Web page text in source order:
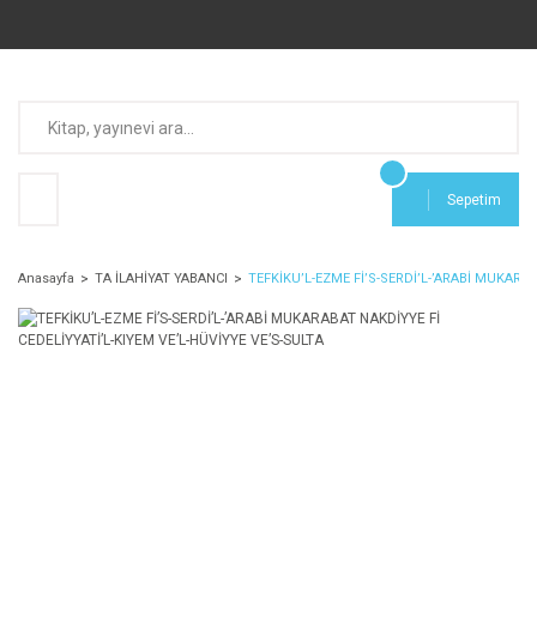
Sepetim
Anasayfa TA İLAHİYAT YABANCI TEFKİKU’L-EZME Fİ’S-SERDİ’L-’ARABİ